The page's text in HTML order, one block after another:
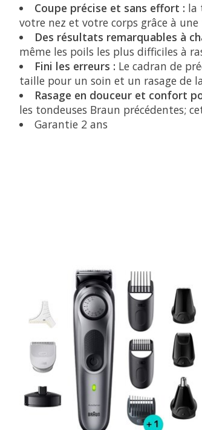
Coupe précise et sans effort : la
votre nez et votre corps grâce à
Des résultats remarquables à
même les poils les plus difficiles à
Fini les erreurs : Le cadran de
taille pour un soin et un rasage de
Rasage en douceur et confort
les tondeuses Braun précédentes;
Garantie 2 ans
Articles du carrousel de produits